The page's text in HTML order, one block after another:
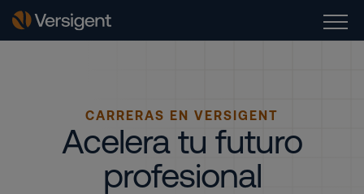
CARRERAS EN VERSIGENT
Acelera tu futuro
profesional